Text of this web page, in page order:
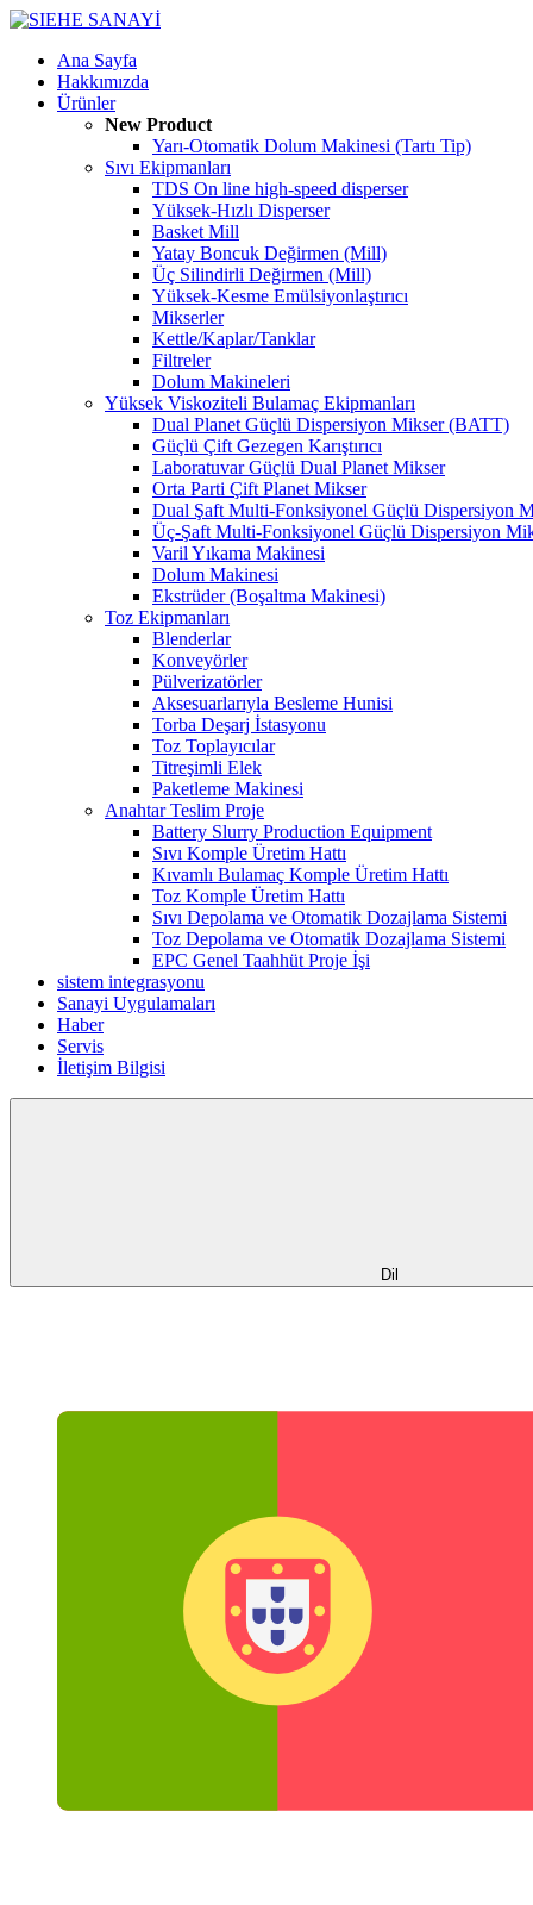
Ana Sayfa
Hakkımızda
Ürünler
New Product
Yarı-Otomatik Dolum Makinesi (Tartı Tip)
Sıvı Ekipmanları
TDS On line high-speed disperser
Yüksek-Hızlı Disperser
Basket Mill
Yatay Boncuk Değirmen (Mill)
Üç Silindirli Değirmen (Mill)
Yüksek-Kesme Emülsiyonlaştırıcı
Mikserler
Kettle/Kaplar/Tanklar
Filtreler
Dolum Makineleri
Yüksek Viskoziteli Bulamaç Ekipmanları
Dual Planet Güçlü Dispersiyon Mikser (BATT)
Güçlü Çift Gezegen Karıştırıcı
Laboratuvar Güçlü Dual Planet Mikser
Orta Parti Çift Planet Mikser
Dual Şaft Multi-Fonksiyonel Güçlü Dispersiyon
Üç-Şaft Multi-Fonksiyonel Güçlü Dispersiyon
Varil Yıkama Makinesi
Dolum Makinesi
Ekstrüder (Boşaltma Makinesi)
Toz Ekipmanları
Blenderlar
Konveyörler
Pülverizatörler
Aksesuarlarıyla Besleme Hunisi
Torba Deşarj İstasyonu
Toz Toplayıcılar
Titreşimli Elek
Paketleme Makinesi
Anahtar Teslim Proje
Battery Slurry Production Equipment
Sıvı Komple Üretim Hattı
Kıvamlı Bulamaç Komple Üretim Hattı
Toz Komple Üretim Hattı
Sıvı Depolama ve Otomatik Dozajlama Sistemi
Toz Depolama ve Otomatik Dozajlama Sistemi
EPC Genel Taahhüt Proje İşi
sistem integrasyonu
Sanayi Uygulamaları
Haber
Servis
İletişim Bilgisi
Dil